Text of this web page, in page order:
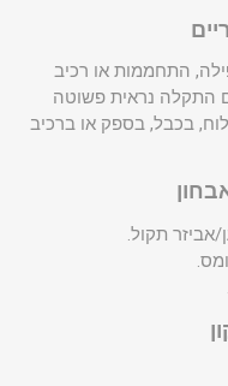
התחממות או רכיב
התקלה נראית פשוטה
בכבל, בספק או ברכיב
אביזר תקול.